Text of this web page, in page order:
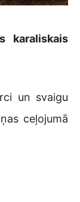
karaliskais
un svaigu
ceļojumā